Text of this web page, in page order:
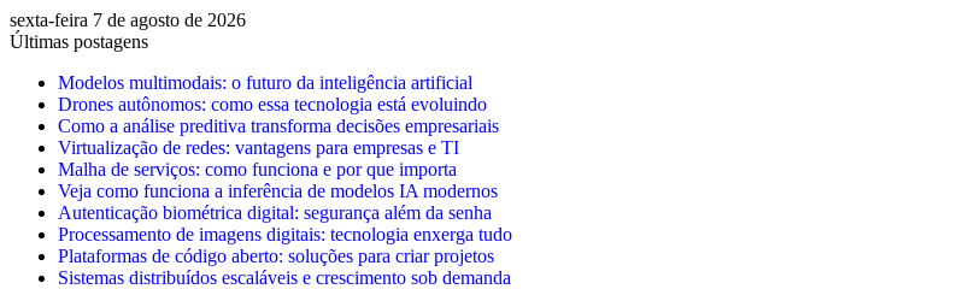
sexta-feira 7 de agosto de 2026
Últimas postagens
Modelos multimodais: o futuro da inteligência artificial
Drones autônomos: como essa tecnologia está evoluindo
Como a análise preditiva transforma decisões empresariais
Virtualização de redes: vantagens para empresas e TI
Malha de serviços: como funciona e por que importa
Veja como funciona a inferência de modelos IA modernos
Autenticação biométrica digital: segurança além da senha
Processamento de imagens digitais: tecnologia enxerga tudo
Plataformas de código aberto: soluções para criar projetos
Sistemas distribuídos escaláveis e crescimento sob demanda